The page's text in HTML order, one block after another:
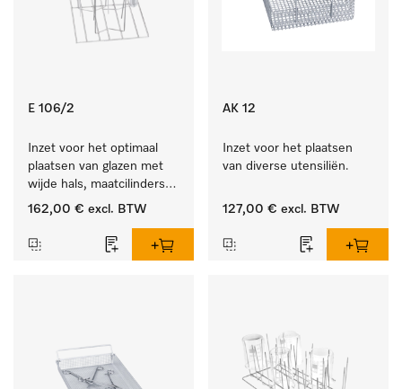
E 106/2
Inzet voor het optimaal
plaatsen van glazen met
wijde hals, maatcilinders
enz.
162,00 € excl. BTW
AK 12
Inzet voor het plaatsen
van diverse utensiliën.
127,00 € excl. BTW